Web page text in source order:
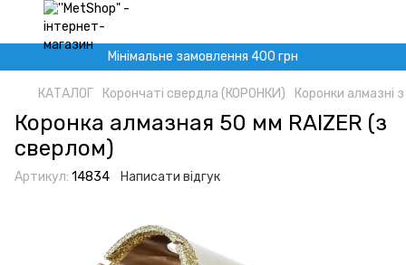
Мінімальне замовлення 400 грн
КАТАЛОГ Корончаті свердла (КОРОНКИ) Коронки алмазні
Коронка алмазная 50 мм RAIZER (з
сверлом)
Артикул: 14834 Написати відгук